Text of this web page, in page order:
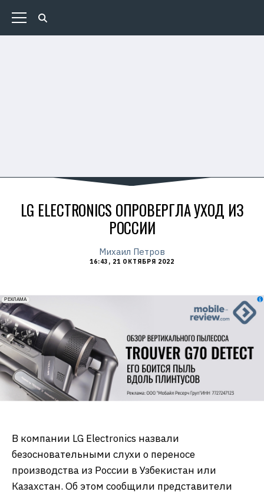
LG ELECTRONICS ОПРОВЕРГЛА УХОД ИЗ
РОССИИ
Михаил Петров
16:43, 21 ОКТЯБРЯ 2022
erid: 2VfnxxmNzs5
РЕКЛАМА
В компании LG Electronics назвали
безосновательными слухи о переносе
производства из России в Узбекистан или
Казахстан. Об этом сообщили представители